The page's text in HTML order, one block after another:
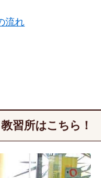
流れ
習所はこちら！